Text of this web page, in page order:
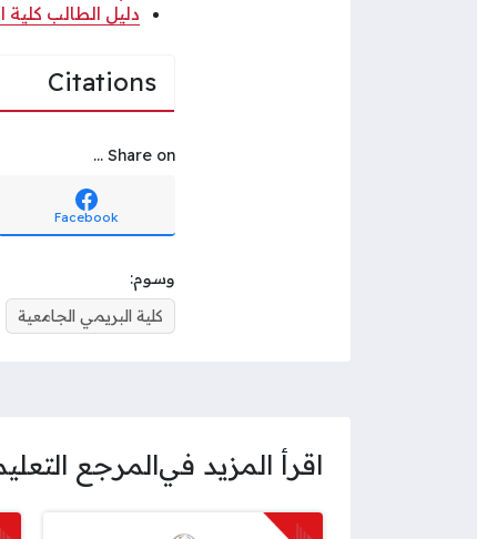
دليل الطالب كلية
Citations
Share on ...
Facebook
وسوم:
كلية البريمي الجامعية
اقرأ المزيد فيالمرجع